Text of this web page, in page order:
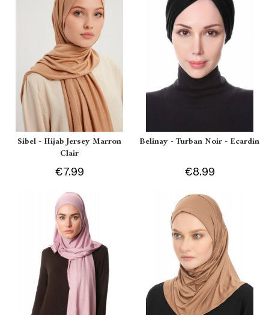
Sibel - Hijab Jersey Marron
Clair
€7.99
Belinay - Turban Noir - Ecardin
€8.99